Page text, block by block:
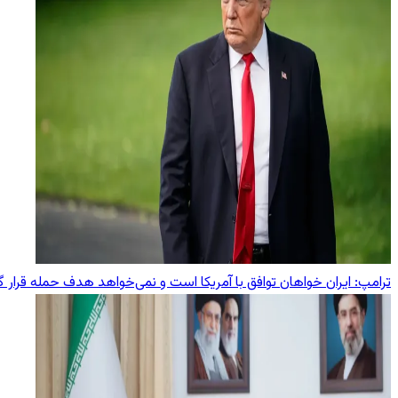
ترامپ: ایران خواهان توافق با آمریکا است و نمی‌خواهد هدف حمله قرار